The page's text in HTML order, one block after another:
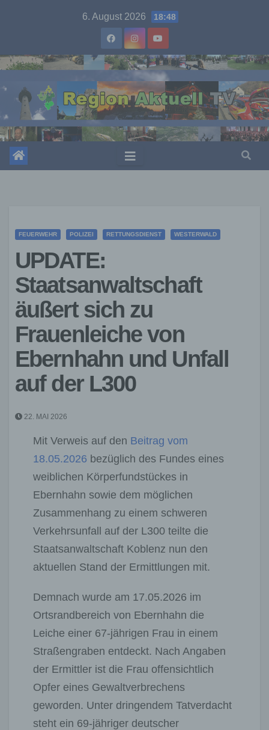
6. August 2026 18:48
FEUERWEHR POLIZEI RETTUNGSDIENST WESTERWALD
UPDATE:
Staatsanwaltschaft
äußert sich zu
Frauenleiche von
Ebernhahn und Unfall
auf der L300
22. MAI 2026
Mit Verweis auf den Beitrag vom
18.05.2026 bezüglich des Fundes eines
weiblichen Körperfundstückes in
Ebernhahn sowie dem möglichen
Zusammenhang zu einem schweren
Verkehrsunfall auf der L300 teilte die
Staatsanwaltschaft Koblenz nun den
aktuellen Stand der Ermittlungen mit.
Demnach wurde am 17.05.2026 im
Ortsrandbereich von Ebernhahn die
Leiche einer 67-jährigen Frau in einem
Straßengraben entdeckt. Nach Angaben
der Ermittler ist die Frau offensichtlich
Opfer eines Gewaltverbrechens
geworden. Unter dringendem Tatverdacht
steht ein 69-jähriger deutscher